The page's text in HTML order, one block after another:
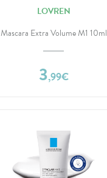
LOVREN
Mascara Extra Volume M1 10ml
3,99€